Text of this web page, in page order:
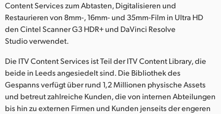
Italy
Korea
Mexico
Malaysia
Netherlands
Content Services zum Abtasten, Digitalisieren und
Restaurieren von 8mm-, 16mm- und 35mm-Film in Ultra HD
den Cintel Scanner G3 HDR+ und DaVinci Resolve
Studio verwendet.
Die ITV Content Services ist Teil der ITV Content Library, die
beide in Leeds angesiedelt sind. Die Bibliothek des
Gespanns verfügt über rund 1,2 Millionen physische Assets
und betreut zahlreiche Kunden, die von internen Abteilungen
bis hin zu externen Firmen und Kunden jenseits der engeren